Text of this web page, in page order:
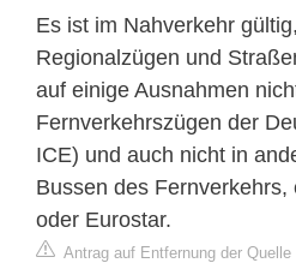
Es ist im Nahverkehr
Regionalzügen und
auf einige Ausnahmen
Fernverkehrszügen der
ICE) und auch nicht in
Bussen des
oder Eurostar.
Antrag auf Entfernung der Quelle